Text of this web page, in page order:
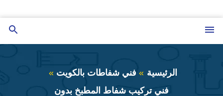
إلى
المحتوى
الرئيسية
فني شفاطات بالكويت
فني تركيب شفاط المطبخ بدون